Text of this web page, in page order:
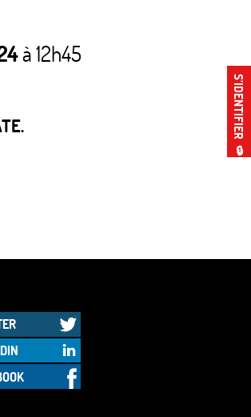
S’IDENTIFIER
🔒
à 12h45